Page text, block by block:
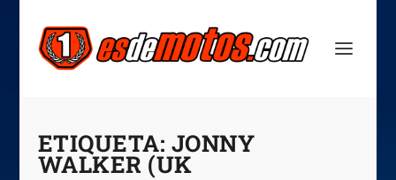
ETIQUETA: JONNY
WALKER (UK